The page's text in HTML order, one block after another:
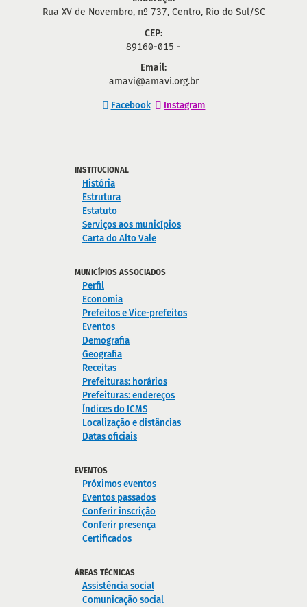
Rua XV de Novembro, nº 737, Centro, Rio do Sul/SC
CEP:
89160-015 -
Email:
amavi@amavi.org.br
Facebook Instagram
INSTITUCIONAL
História
Estrutura
Estatuto
Serviços aos municípios
Carta do Alto Vale
MUNICÍPIOS ASSOCIADOS
Perfil
Economia
Prefeitos e Vice-prefeitos
Eventos
Demografia
Geografia
Receitas
Prefeituras: horários
Prefeituras: endereços
Índices do ICMS
Localização e distâncias
Datas oficiais
EVENTOS
Próximos eventos
Eventos passados
Conferir inscrição
Conferir presença
Certificados
ÁREAS TÉCNICAS
Assistência social
Comunicação social